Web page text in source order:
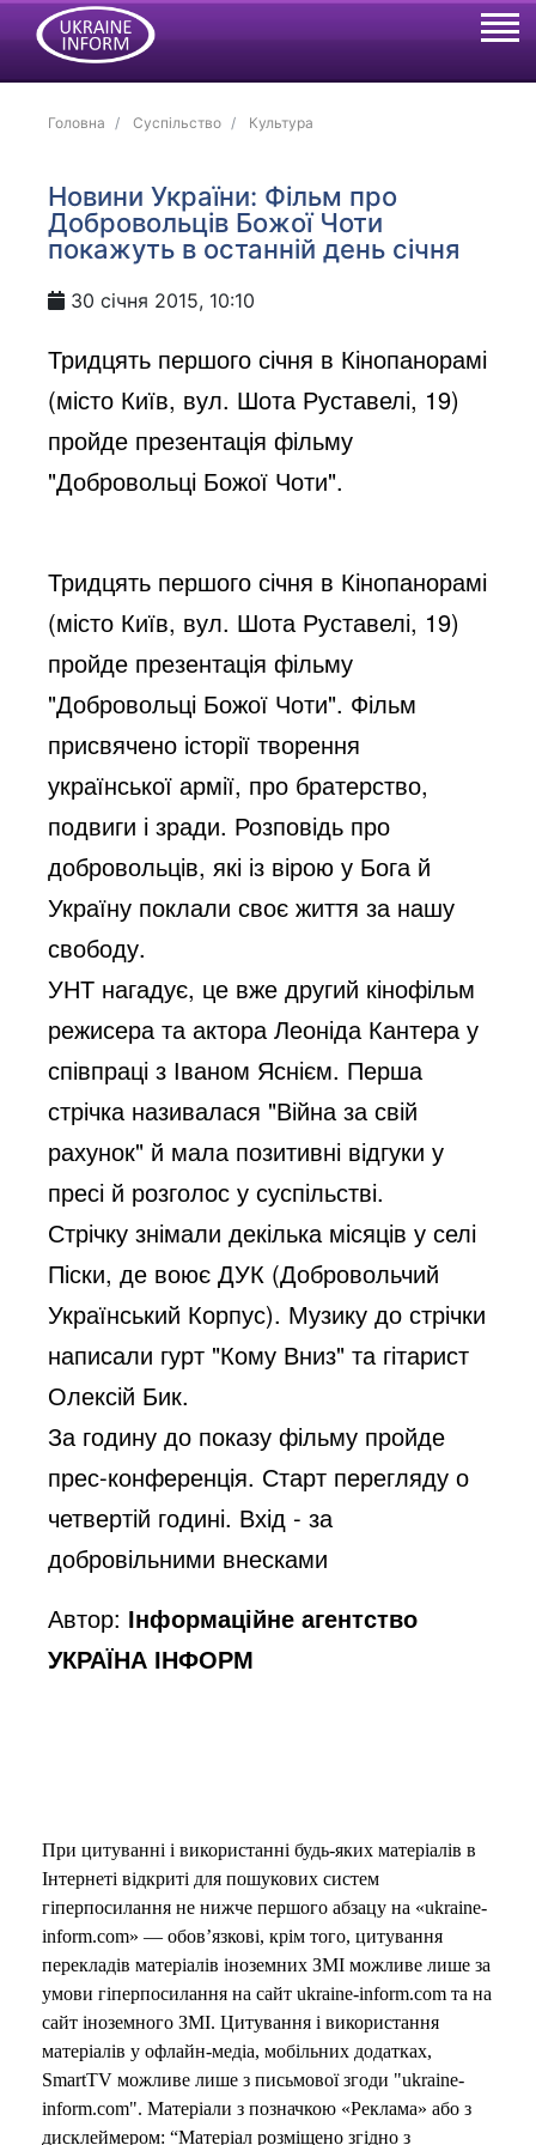
Головна Суспільство Культура
Новини України: Фільм про
Добровольців Божої Чоти
покажуть в останній день січня
30 січня 2015, 10:10
Тридцять першого січня в Кінопанорамі
(місто Київ, вул. Шота Руставелі, 19)
пройде презентація фільму
"Добровольці Божої Чоти".
Тридцять першого січня в Кінопанорамі
(місто Київ, вул. Шота Руставелі, 19)
пройде презентація фільму
"Добровольці Божої Чоти". Фільм
присвячено історії творення
української армії, про братерство,
подвиги і зради. Розповідь про
добровольців, які із вірою у Бога й
Україну поклали своє життя за нашу
свободу.
УНТ нагадує, це вже другий кінофільм
режисера та актора Леоніда Кантера у
співпраці з Іваном Яснієм. Перша
стрічка називалася "Війна за свій
рахунок" й мала позитивні відгуки у
пресі й розголос у суспільстві.
Стрічку знімали декілька місяців у селі
Піски, де воює ДУК (Добровольчий
Український Корпус). Музику до стрічки
написали гурт "Кому Вниз" та гітарист
Олексій Бик.
За годину до показу фільму пройде
прес-конференція. Старт перегляду о
четвертій годині. Вхід - за
добровільними внесками
Автор: Інформаційне агентство
УКРАЇНА ІНФОРМ
При цитуванні і використанні будь-яких матеріалів в
Інтернеті відкриті для пошукових систем
гіперпосилання не нижче першого абзацу на «ukraine-
inform.com» — обов’язкові, крім того, цитування
перекладів матеріалів іноземних ЗМІ можливе лише за
умови гіперпосилання на сайт ukraine-inform.com та на
сайт іноземного ЗМІ. Цитування і використання
матеріалів у офлайн-медіа, мобільних додатках,
SmartTV можливе лише з письмової згоди "ukraine-
inform.com". Матеріали з позначкою «Реклама» або з
дисклеймером: “Матеріал розміщено згідно з